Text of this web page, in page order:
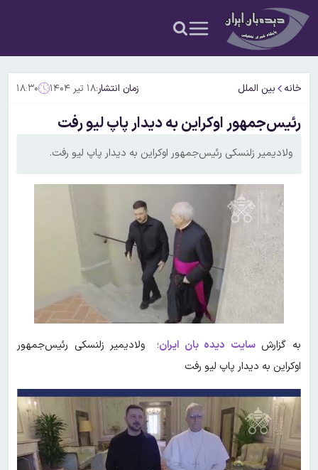
خانه بین الملل زمان انتشار:۱۸ تیر ۱۴۰۴ ۱۸:۳۰
رئیس‌جمهور اوکراین به دیدار پاپ لیو رفت
ولادیمیر زلنسکی رئیس‌جمهور اوکراین به دیدار پاپ لیو رفت.
به گزارشسایت دیده بان ایران؛ ولادیمیر زلنسکی رئیس‌جمهور
اوکراین به دیدار پاپ لیو رفت